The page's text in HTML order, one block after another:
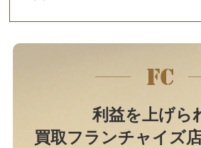
利益を上げら
買取フランチャイズ